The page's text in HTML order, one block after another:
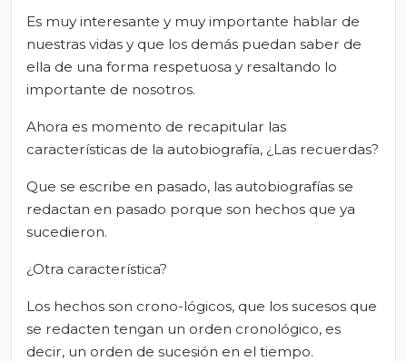
Es muy interesante y muy importante hablar de
nuestras vidas y que los demás puedan saber de
ella de una forma respetuosa y resaltando lo
importante de nosotros.
Ahora es momento de recapitular las
características de la autobiografía, ¿Las recuerdas?
Que se escribe en pasado, las autobiografías se
redactan en pasado porque son hechos que ya
sucedieron.
¿Otra característica?
Los hechos son crono-lógicos, que los sucesos que
se redacten tengan un orden cronológico, es
decir, un orden de sucesión en el tiempo.